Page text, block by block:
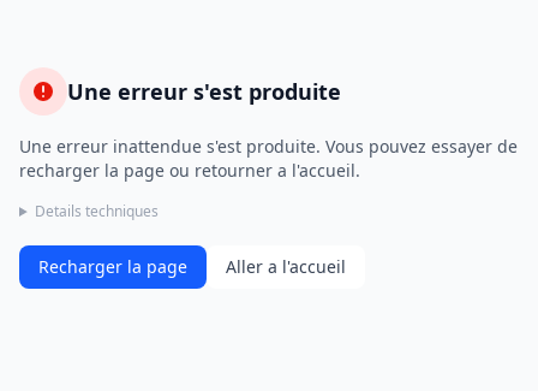
Une erreur s'est produite
Une erreur inattendue s'est produite. Vous pouvez essayer de
recharger la page ou retourner a l'accueil.
Details techniques
Recharger la page Aller a l'accueil